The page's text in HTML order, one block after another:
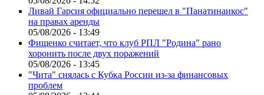
Ливай Гарсия официально перешел в "Панатинаикос"
на правах аренды
05/08/2026 - 13:49
Фищенко считает, что клуб РПЛ "Родина" рано
хоронить после двух поражений
05/08/2026 - 13:45
"Чита" снялась с Кубка России из-за финансовых
проблем